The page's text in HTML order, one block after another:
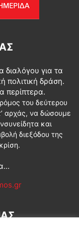
για τα
πολιτική δράση.
περίπτερα.
του δεύτερου
αρχάς, να δώσουμε
και
διεξόδου της